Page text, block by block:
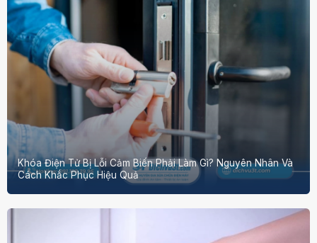
Khóa Điện Tử Bị Lỗi Cảm Biến Phải Làm Gì? Nguyên Nhân Và
Cách Khắc Phục Hiệu Quả